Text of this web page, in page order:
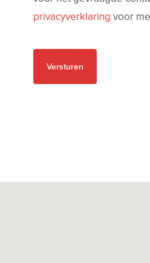
privacyverklaring voor